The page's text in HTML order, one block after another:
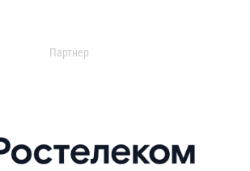
Партнер